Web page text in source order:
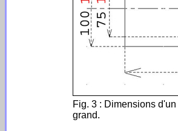
Fig. 3 : Dimensions
grand.